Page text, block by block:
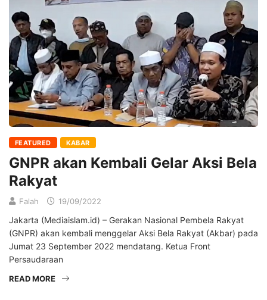
FEATURED KABAR
GNPR akan Kembali Gelar Aksi Bela
Rakyat
Falah 19/09/2022
Jakarta (Mediaislam.id) – Gerakan Nasional Pembela Rakyat
(GNPR) akan kembali menggelar Aksi Bela Rakyat (Akbar) pada
Jumat 23 September 2022 mendatang. Ketua Front
Persaudaraan
READ MORE